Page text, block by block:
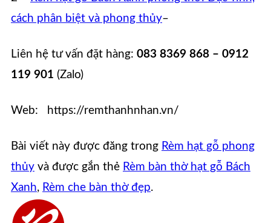
cách phân biệt và phong thủy–
Liên hệ tư vấn đặt hàng: 083 8369 868 – 0912
119 901 (Zalo)
Web: https://remthanhnhan.vn/
Bài viết này được đăng trong Rèm hạt gỗ phong
thủy và được gắn thẻ Rèm bàn thờ hạt gỗ Bách
Xanh, Rèm che bàn thờ đẹp.